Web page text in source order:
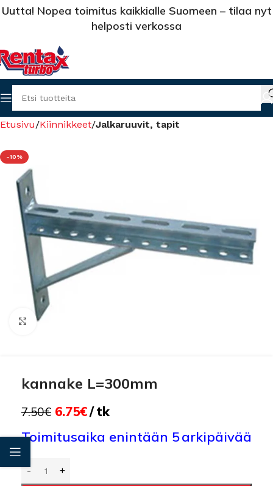
Uutta! Nopea toimitus kaikkialle Suomeen – tilaa nyt
helposti verkossa
Etusivu Kiinnikkeet Jalkaruuvit, tapit
-10%
Click to enlarge
kannake L=300mm
7.50€ 6.75€ tk
Toimitusaika enintään 5 arkipäivää